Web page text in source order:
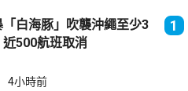
「白海豚」吹襲沖繩至少3
500航班取消
1
4小時前